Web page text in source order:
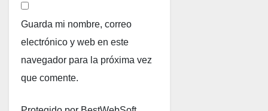
Guarda mi nombre, correo
electrónico y web en este
navegador para la próxima vez
que comente.